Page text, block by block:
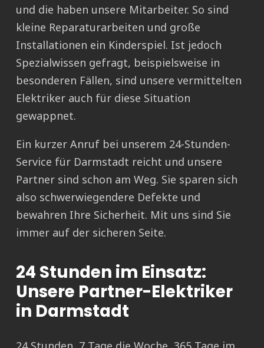
und die haben unsere Mitarbeiter. So sind
kleine Reparaturarbeiten und große
Installationen ein Kinderspiel. Ist jedoch
Spezialwissen gefragt, beispielsweise in
besonderen Fällen, sind unsere vermittelten
Elektriker auch für diese Situation
gewappnet.
Ein kurzer Anruf bei unserem 24-Stunden-
Service für Darmstadt reicht und unsere
Partner sind schon am Weg. Sie sparen sich
also schwerwiegendere Defekte und
bewahren Ihre Sicherheit. Mit uns sind Sie
immer auf der sicheren Seite.
24 Stunden im Einsatz:
Unsere Partner-Elektriker
in Darmstadt